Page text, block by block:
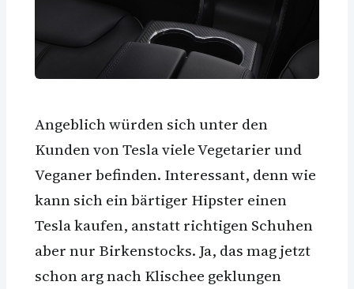
Angeblich würden sich unter den
Kunden von Tesla viele Vegetarier und
Veganer befinden. Interessant, denn wie
kann sich ein bärtiger Hipster einen
Tesla kaufen, anstatt richtigen Schuhen
aber nur Birkenstocks. Ja, das mag jetzt
schon arg nach Klischee geklungen